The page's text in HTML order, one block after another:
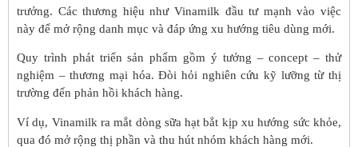
trưởng. Các thương hiệu như Vinamilk đầu tư mạnh vào việc
này để mở rộng danh mục và đáp ứng xu hướng tiêu dùng mới.
Quy trình phát triển sản phẩm gồm ý tưởng – concept – thử
nghiệm – thương mại hóa. Đòi hỏi nghiên cứu kỹ lưỡng từ thị
trường đến phản hồi khách hàng.
Ví dụ, Vinamilk ra mắt dòng sữa hạt bắt kịp xu hướng sức khỏe,
qua đó mở rộng thị phần và thu hút nhóm khách hàng mới.